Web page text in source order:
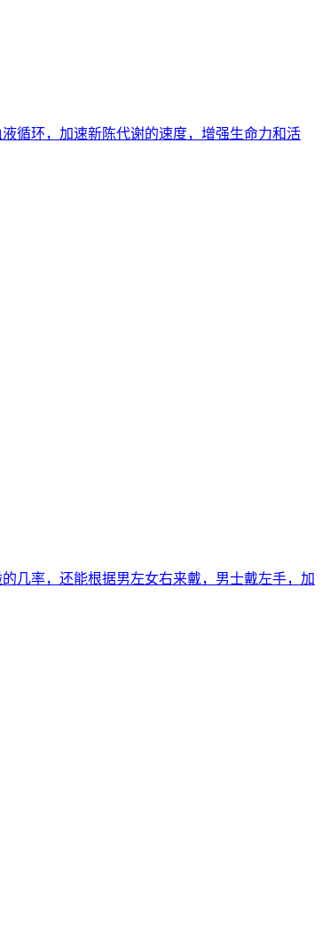
循环，加速新陈代谢的速度，增强生命力和活
几率，还能根据男左女右来戴，男士戴左手，加